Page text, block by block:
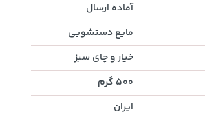
آماده ارسال
مایع دستشویی
خیار و چای سبز
500 گرم
ایران